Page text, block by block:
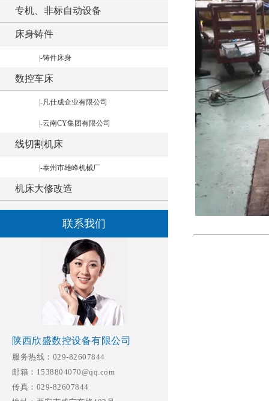
专机、非标自动设备
床身铸件
|-铸件床身
数控车床
|-凡仕成企业有限公司
|-云南CY集团有限公司
线切割机床
|-泰州市雄峰机械厂
机床大修改造
联系我们
陕西欣盛数控设备有限公司
服务热线：029-82607844
邮箱：1538804070@qq.com
传真：029-82607844